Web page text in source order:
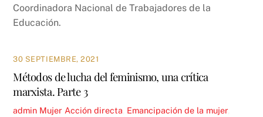
Coordinadora Nacional de Trabajadores de la
Educación.
30 SEPTIEMBRE, 2021
Métodos de lucha del feminismo, una crítica
marxista. Parte 3
admin Mujer Acción directa Emancipación de la mujer,